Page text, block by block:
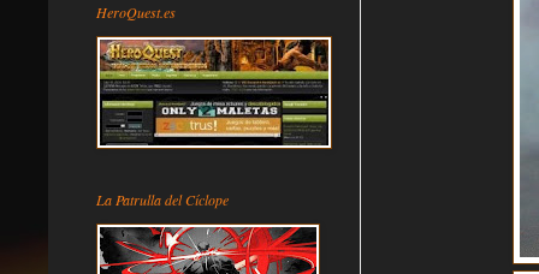
HeroQuest.es
La Patrulla del Cíclope